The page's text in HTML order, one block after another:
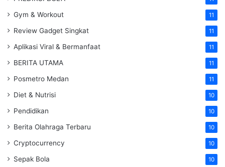
Gym & Workout 11
Review Gadget Singkat 11
Aplikasi Viral & Bermanfaat 11
BERITA UTAMA 11
Posmetro Medan 11
Diet & Nutrisi 10
Pendidikan 10
Berita Olahraga Terbaru 10
Cryptocurrency 10
Sepak Bola 10